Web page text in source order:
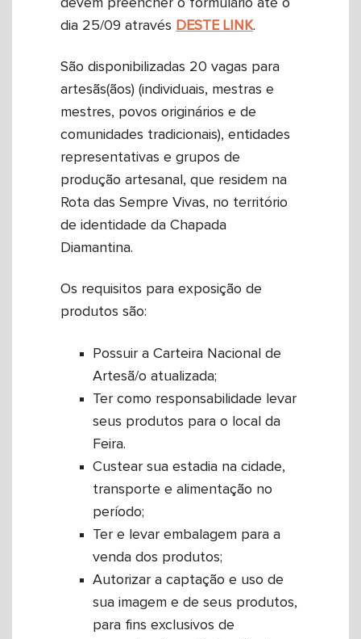
devem preencher o formulário até o
dia 25/09 através DESTE LINK.
São disponibilizadas 20 vagas para
artesãs(ãos) (individuais, mestras e
mestres, povos originários e de
comunidades tradicionais), entidades
representativas e grupos de
produção artesanal, que residem na
Rota das Sempre Vivas, no território
de identidade da Chapada
Diamantina.
Os requisitos para exposição de
produtos são:
Possuir a Carteira Nacional de
Artesã/o atualizada;
Ter como responsabilidade levar
seus produtos para o local da
Feira.
Custear sua estadia na cidade,
transporte e alimentação no
período;
Ter e levar embalagem para a
venda dos produtos;
Autorizar a captação e uso de
sua imagem e de seus produtos,
para fins exclusivos de